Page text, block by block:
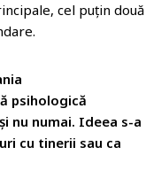
cel puțin două
psihologică
nu numai. Ideea s-a
cu tinerii sau ca